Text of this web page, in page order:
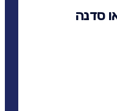
סדנה